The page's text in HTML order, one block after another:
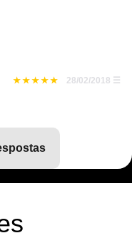
28/02/2018 ☰